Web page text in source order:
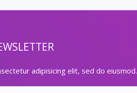
adipisicing elit, sed do eiusmod.